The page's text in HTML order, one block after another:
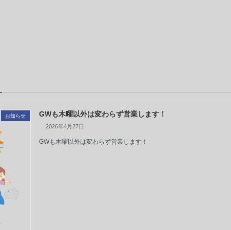
お知らせ GWも木曜以外は変わらず営業します！
2026年4月27日
GWも木曜以外は変わらず営業します！